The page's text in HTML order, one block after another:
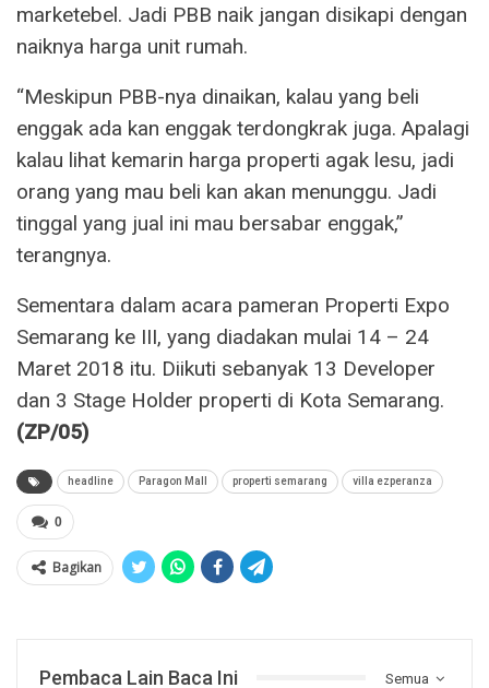
marketebel. Jadi PBB naik jangan disikapi dengan
naiknya harga unit rumah.
“Meskipun PBB-nya dinaikan, kalau yang beli
enggak ada kan enggak terdongkrak juga. Apalagi
kalau lihat kemarin harga properti agak lesu, jadi
orang yang mau beli kan akan menunggu. Jadi
tinggal yang jual ini mau bersabar enggak,”
terangnya.
Sementara dalam acara pameran Properti Expo
Semarang ke III, yang diadakan mulai 14 – 24
Maret 2018 itu. Diikuti sebanyak 13 Developer
dan 3 Stage Holder properti di Kota Semarang.
(ZP/05)
headline Paragon Mall properti semarang villa ezperanza
0
Bagikan
Semua
Pembaca Lain Baca Ini